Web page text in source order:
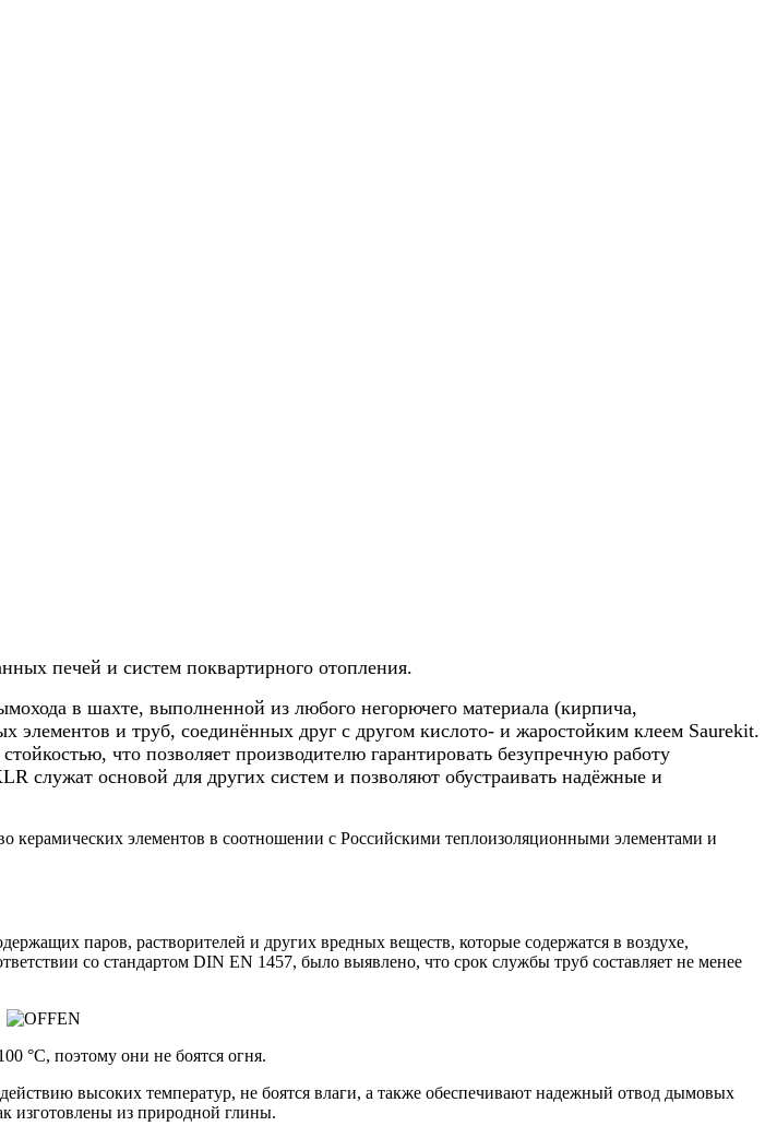
печей и систем поквартирного отопления.
в шахте, выполненной из любого негорючего материала (кирпича,
элементов и труб, соединённых друг с другом кислото- и жаростойким клеем Saurekit.
что позволяет производителю гарантировать безупречную работу
служат основой для других систем и позволяют обустраивать надёжные и
элементов в соотношении с Российскими теплоизоляционными элементами и
паров, растворителей и других вредных веществ, которые содержатся в воздухе,
со стандартом DIN EN 1457, было выявлено, что срок службы труб составляет не менее
°C, поэтому они не боятся огня.
высоких температур, не боятся влаги, а также обеспечивают надежный отвод дымовых
изготовлены из природной глины.